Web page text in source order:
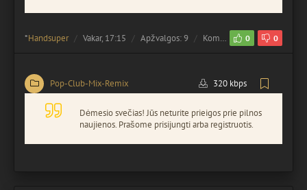
*Handsuper Vakar, 17:15 Apžvalgos: 9 Komentuota: 0 0
Pop-Club-Mix-Remix 320 kbps
Dėmesio svečias! Jūs neturite prieigos prie pilnos
naujienos. Prašome prisijungti arba registruotis.